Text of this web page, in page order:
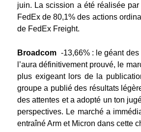
juin. La scission a été réalisée
FedEx de 80,1% des actions
de FedEx Freight.
Broadcom -13,66%: le géant des
l’aura définitivement prouvé, le
plus exigeant lors de la
groupe a publié des résultats
des attentes et a adopté un ton
perspectives. Le marché a
entraîné Arm et Micron dans cette